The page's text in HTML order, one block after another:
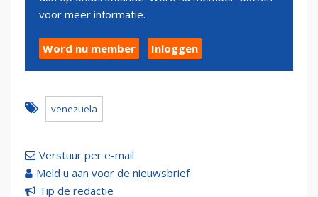
voor meer informatie.
Word nu member Inloggen
venezuela
Verstuur per e-mail
Meld u aan voor de nieuwsbrief
Tip de redactie